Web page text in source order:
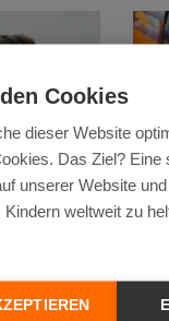
Cookies
dieser Website
Das Ziel? Eine
unserer Website
weltweit zu